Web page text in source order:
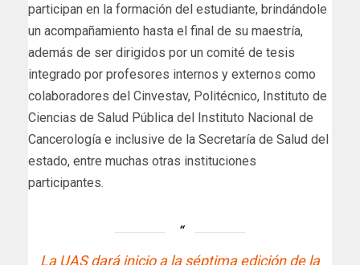
participan en la formación del estudiante, brindándole
un acompañamiento hasta el final de su maestría,
además de ser dirigidos por un comité de tesis
integrado por profesores internos y externos como
colaboradores del Cinvestav, Politécnico, Instituto de
Ciencias de Salud Pública del Instituto Nacional de
Cancerología e inclusive de la Secretaría de Salud del
estado, entre muchas otras instituciones
participantes.
La UAS dará inicio a la séptima edición de la